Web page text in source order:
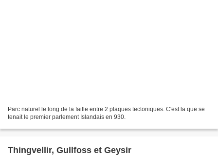
Parc naturel le long de la faille entre 2 plaques tectoniques. C'est la que se
tenait le premier parlement Islandais en 930.
Thingvellir, Gullfoss et Geysir